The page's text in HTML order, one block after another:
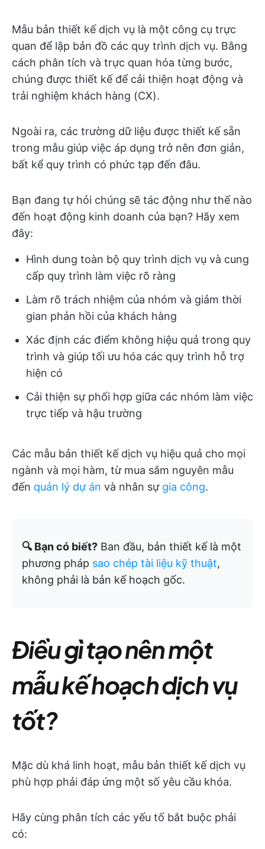
Mẫu bản thiết kế dịch vụ là một công cụ trực
quan để lập bản đồ các quy trình dịch vụ. Bằng
cách phân tích và trực quan hóa từng bước,
chúng được thiết kế để cải thiện hoạt động và
trải nghiệm khách hàng (CX).
Ngoài ra, các trường dữ liệu được thiết kế sẵn
trong mẫu giúp việc áp dụng trở nên đơn giản,
bất kể quy trình có phức tạp đến đâu.
Bạn đang tự hỏi chúng sẽ tác động như thế nào
đến hoạt động kinh doanh của bạn? Hãy xem
đây:
Hình dung toàn bộ quy trình dịch vụ và cung
cấp quy trình làm việc rõ ràng
Làm rõ trách nhiệm của nhóm và giảm thời
gian phản hồi của khách hàng
Xác định các điểm không hiệu quả trong quy
trình và giúp tối ưu hóa các quy trình hỗ trợ
hiện có
Cải thiện sự phối hợp giữa các nhóm làm việc
trực tiếp và hậu trường
Các mẫu bản thiết kế dịch vụ hiệu quả cho mọi
ngành và mọi hàm, từ mua sắm nguyên mẫu
đến quản lý dự án và nhân sự gia công.
🔍 Bạn có biết? Ban đầu, bản thiết kế là một
phương pháp sao chép tài liệu kỹ thuật,
không phải là bản kế hoạch gốc.
Điều gì tạo nên một
mẫu kế hoạch dịch vụ
tốt?
Mặc dù khá linh hoạt, mẫu bản thiết kế dịch vụ
phù hợp phải đáp ứng một số yêu cầu khóa.
Hãy cùng phân tích các yếu tố bắt buộc phải
có: